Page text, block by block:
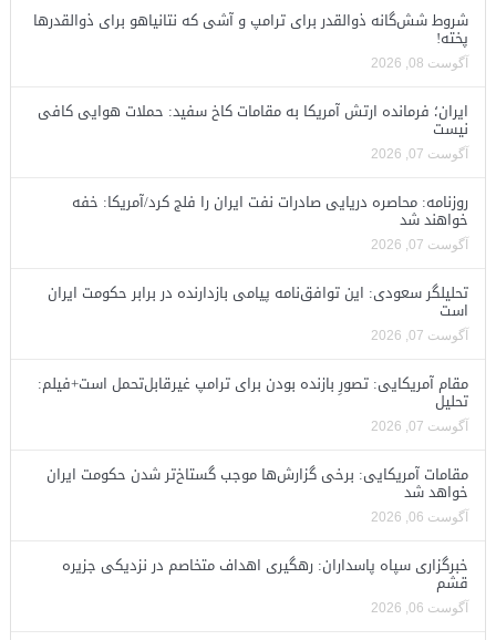
شروط شش‌گانه ذوالقدر برای ترامپ و آشی که نتانیاهو برای ذوالقدرها
پخته!
آگوست 08, 2026
ایران؛ فرمانده ارتش آمریکا به مقامات کاخ سفید: حملات هوایی کافی
نیست
آگوست 07, 2026
روزنامه: محاصره دریایی صادرات نفت ایران را فلج کرد/آمریکا: خفه
خواهند شد
آگوست 07, 2026
تحلیلگر سعودی: این توافق‌نامه پیامی بازدارنده در برابر حکومت ایران
است
آگوست 07, 2026
مقام آمریکایی: تصورِ بازنده بودن برای ترامپ غیرقابل‌تحمل است+فیلم:
تحلیل
آگوست 07, 2026
مقامات آمریکایی: برخی گزارش‌ها موجب گستاخ‌تر شدن حکومت ایران
خواهد شد
آگوست 06, 2026
خبرگزاری سپاه پاسداران: رهگیری اهداف متخاصم در نزدیکی جزیره
قشم
آگوست 06, 2026